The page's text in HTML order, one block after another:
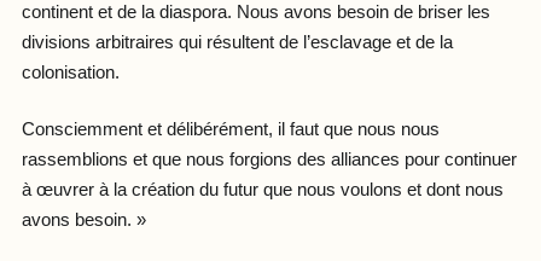
continent et de la diaspora. Nous avons besoin de briser les
divisions arbitraires qui résultent de l’esclavage et de la
colonisation.
Consciemment et délibérément, il faut que nous nous
rassemblions et que nous forgions des alliances pour continuer
à œuvrer à la création du futur que nous voulons et dont nous
avons besoin. »